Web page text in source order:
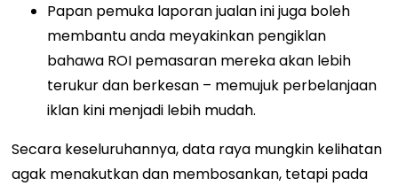
Papan pemuka laporan jualan ini juga boleh
membantu anda meyakinkan pengiklan
bahawa ROI pemasaran mereka akan lebih
terukur dan berkesan – memujuk perbelanjaan
iklan kini menjadi lebih mudah.
Secara keseluruhannya, data raya mungkin kelihatan
agak menakutkan dan membosankan, tetapi pada